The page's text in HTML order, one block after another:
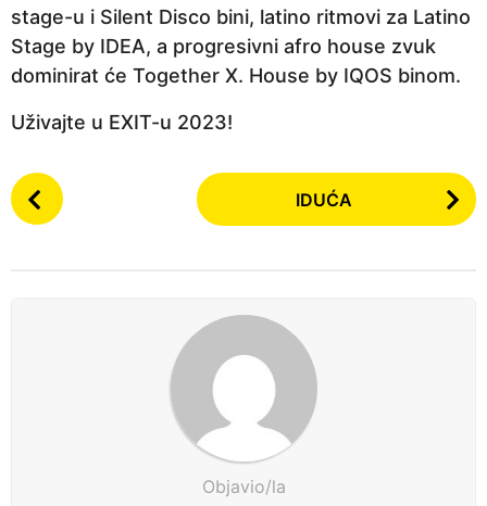
stage-u i Silent Disco bini, latino ritmovi za Latino
Stage by IDEA, a progresivni afro house zvuk
dominirat će Together X. House by IQOS binom.
Uživajte u EXIT-u 2023!
P
o
IDUĆA
Objavio/la